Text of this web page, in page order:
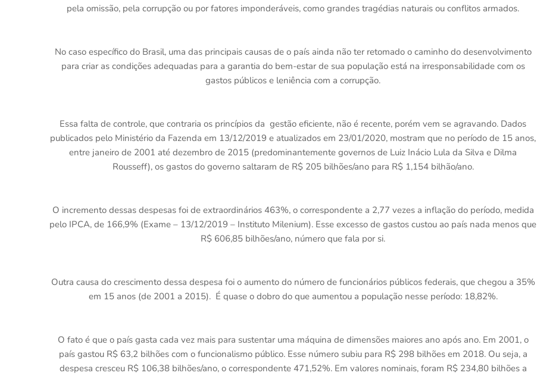
pela omissão, pela corrupção ou por fatores imponderáveis, como grandes tragédias naturais ou conflitos armados.
No caso específico do Brasil, uma das principais causas de o país ainda não ter retomado o caminho do desenvolvimento
para criar as condições adequadas para a garantia do bem-estar de sua população está na irresponsabilidade com os
gastos públicos e leniência com a corrupção.
Essa falta de controle, que contraria os princípios da gestão eficiente, não é recente, porém vem se agravando. Dados
publicados pelo Ministério da Fazenda em 13/12/2019 e atualizados em 23/01/2020, mostram que no período de 15 anos,
entre janeiro de 2001 até dezembro de 2015 (predominantemente governos de Luiz Inácio Lula da Silva e Dilma
Rousseff), os gastos do governo saltaram de R$ 205 bilhões/ano para R$ 1,154 bilhão/ano.
O incremento dessas despesas foi de extraordinários 463%, o correspondente a 2,77 vezes a inflação do período, medida
pelo IPCA, de 166,9% (Exame – 13/12/2019 – Instituto Milenium). Esse excesso de gastos custou ao país nada menos que
R$ 606,85 bilhões/ano, número que fala por si.
Outra causa do crescimento dessa despesa foi o aumento do número de funcionários públicos federais, que chegou a 35%
em 15 anos (de 2001 a 2015). É quase o dobro do que aumentou a população nesse período: 18,82%.
O fato é que o país gasta cada vez mais para sustentar uma máquina de dimensões maiores ano após ano. Em 2001, o
país gastou R$ 63,2 bilhões com o funcionalismo público. Esse número subiu para R$ 298 bilhões em 2018. Ou seja, a
despesa cresceu R$ 106,38 bilhões/ano, o correspondente 471,52%. Em valores nominais, foram R$ 234,80 bilhões a